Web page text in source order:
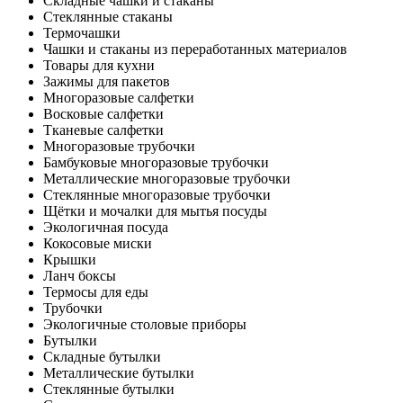
Стеклянные стаканы
Термочашки
Чашки и стаканы из переработанных материалов
Товары для кухни
Зажимы для пакетов
Многоразовые салфетки
Восковые салфетки
Тканевые салфетки
Многоразовые трубочки
Бамбуковые многоразовые трубочки
Металлические многоразовые трубочки
Стеклянные многоразовые трубочки
Щётки и мочалки для мытья посуды
Экологичная посуда
Кокосовые миски
Крышки
Ланч боксы
Термосы для еды
Трубочки
Экологичные столовые приборы
Бутылки
Складные бутылки
Металлические бутылки
Стеклянные бутылки